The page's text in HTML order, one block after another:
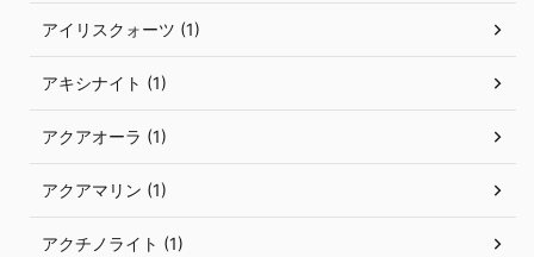
アイリスクォーツ (1)
アキシナイト (1)
アクアオーラ (1)
アクアマリン (1)
アクチノライト (1)